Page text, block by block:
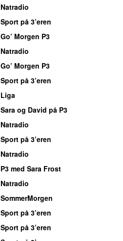
Natradio
Sport på 3’eren
Go’ Morgen P3
Natradio
Go’ Morgen P3
Sport på 3’eren
Liga
Sara og David på P3
Natradio
Sport på 3’eren
Natradio
P3 med Sara Frost
Natradio
SommerMorgen
Sport på 3’eren
Sport på 3’eren